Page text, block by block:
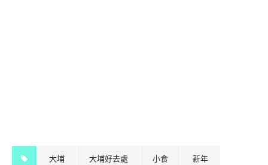
大埔 大埔好去處 小食 新年